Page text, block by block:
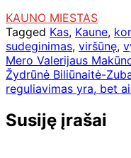
KAUNO MIESTAS
Tagged Kas, Kaune,
sudeginimas, viršūnę,
Navigacija
tarp
Mero Valerijaus
Žydrūnė Biliūnaitė-
reguliavimas yra, bet
Susiję įrašai